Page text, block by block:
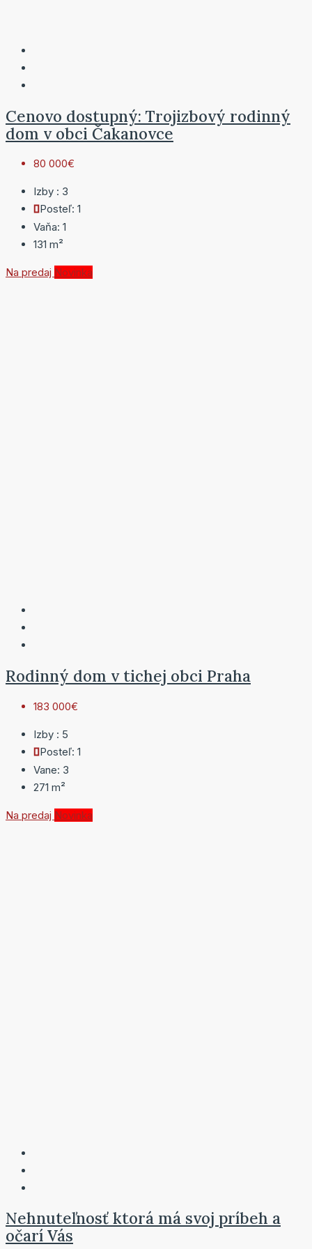
Cenovo dostupný: Trojizbový rodinný
dom v obci Čakanovce
80 000€
Izby : 3
Posteľ: 1
Vaňa: 1
131 m²
Na predaj Novinka
Rodinný dom v tichej obci Praha
183 000€
Izby : 5
Posteľ: 1
Vane: 3
271 m²
Na predaj Novinka
Nehnuteľnosť ktorá má svoj príbeh a
očarí Vás